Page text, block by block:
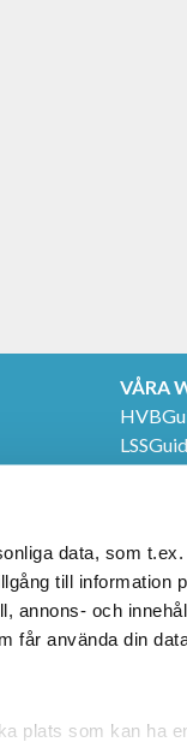
data, som
till information
annons- och
får använda din
plats som kan ha
VÅRA